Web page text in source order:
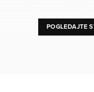
POGLEDAJTE